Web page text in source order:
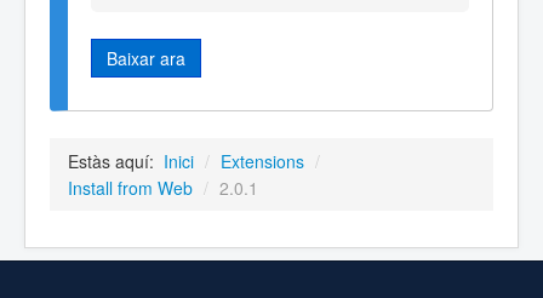
Baixar ara
Estàs aquí: Inici / Extensions /
Install from Web / 2.0.1